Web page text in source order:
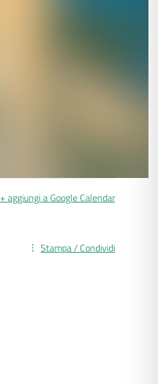
+ aggiungi a Google Calendar
Stampa / Condividi